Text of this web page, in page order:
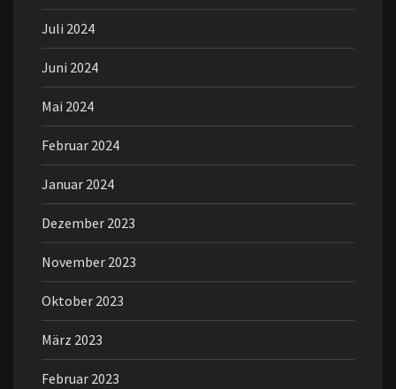
Juli 2024
Juni 2024
Mai 2024
Februar 2024
Januar 2024
Dezember 2023
November 2023
Oktober 2023
März 2023
Februar 2023